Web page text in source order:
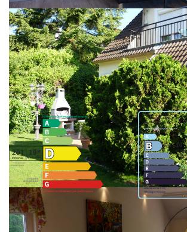
Garage. Terrain clos 380m2, sans vis-à-vis, plein SUD
COUP DE COEUR !!! AFFAIRE DE QUALITE.
**Honoraires à la charge du vendeur
Nos honoraires
Classes DPE/GES
Partager :